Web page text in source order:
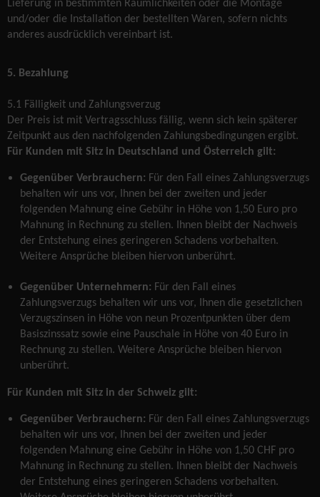
Lieferung in bestimmten Räumlichkeiten oder die Montage
und/oder die Installation der bestellten Waren, sofern nichts
anderes ausdrücklich vereinbart ist.
5. Bezahlung
5.1 Fälligkeit und Zahlungsverzug
Der Preis ist mit Vertragsschluss fällig, wenn sich kein späterer
Zeitpunkt aus den nachfolgenden Zahlungsbedingungen ergibt.
Für Kunden mit Sitz in Deutschland und Österreich gilt:
Gegenüber Verbrauchern: Für den Fall eines Zahlungsverzugs
behalten wir uns vor, Ihnen bei der zweiten und jeder
folgenden Mahnung eine Gebühr in Höhe von 1,50 Euro pro
Mahnung in Rechnung zu stellen. Ihnen bleibt der Nachweis
der Entstehung eines geringeren Schadens vorbehalten.
Weitere Ansprüche bleiben hiervon unberührt.
Gegenüber Unternehmern: Für den Fall eines
Zahlungsverzugs behalten wir uns vor, Ihnen die gesetzlichen
Verzugszinsen in Höhe von neun Prozentpunkten über dem
Basiszinssatz sowie eine Pauschale in Höhe von 40 Euro in
Rechnung zu stellen. Weitere Ansprüche bleiben hiervon
unberührt.
Für Kunden mit Sitz in der Schweiz gilt:
Gegenüber Verbrauchern: Für den Fall eines Zahlungsverzugs
behalten wir uns vor, Ihnen bei der zweiten und jeder
folgenden Mahnung eine Gebühr in Höhe von 1,50 CHF pro
Mahnung in Rechnung zu stellen. Ihnen bleibt der Nachweis
der Entstehung eines geringeren Schadens vorbehalten.